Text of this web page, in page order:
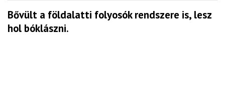
Bővült a földalatti folyosók rendszere is, lesz
hol bóklászni.